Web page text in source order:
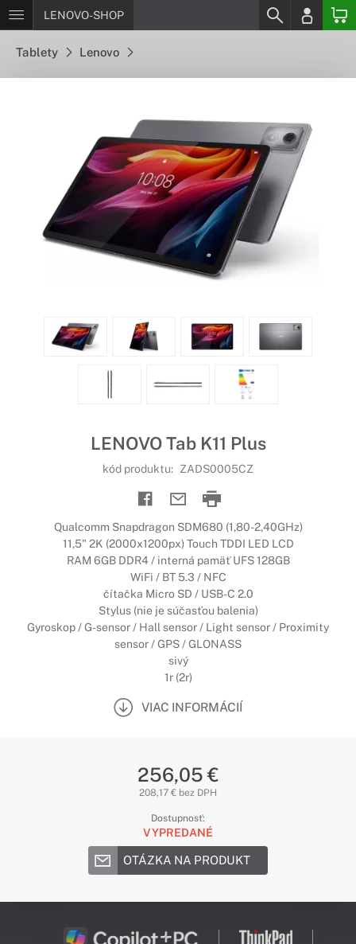
LENOVO-SHOP
Tablety Lenovo
LENOVO Tab K11 Plus
kód produktu: ZADS0005CZ
Qualcomm Snapdragon SDM680 (1,80-2,40GHz)
11,5" 2K (2000x1200px) Touch TDDI LED LCD
RAM 6GB DDR4 / interná pamäť UFS 128GB
WiFi / BT 5.3 / NFC
čítačka Micro SD / USB-C 2.0
Stylus (nie je súčasťou balenia)
Gyroskop / G-sensor / Hall sensor / Light sensor / Proximity
sensor / GPS / GLONASS
sivý
1r (2r)
VIAC INFORMÁCIÍ
256,05 €
208,17 € bez DPH
Dostupnosť:
VYPREDANÉ
OTÁZKA NA PRODUKT